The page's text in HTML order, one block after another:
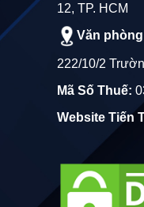
12, TP. HCM
Văn
222/10/2
Mã Số Thuế:
Website Tiến